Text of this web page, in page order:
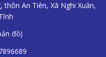
thôn An Tiên, Xã Nghi Xuân,
đồ)